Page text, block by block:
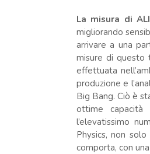
La misura di
migliorando
arrivare a una
misure di questo
effettuata
produzione e
Big Bang. Ciò è
ottime capacità
l’elevatissimo
Physics, non
comporta, con